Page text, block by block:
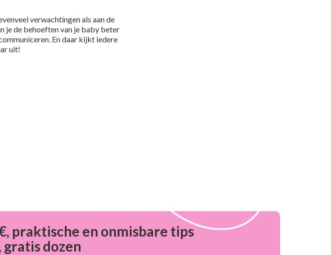
verwachtingen als aan de
je de behoeften van je baby beter
En daar kijkt iedere
uit!
praktische en onmisbare tips
dozen